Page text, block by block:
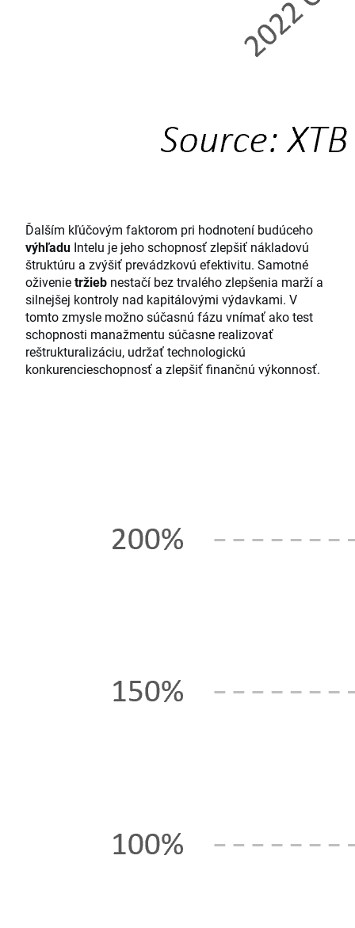
Ďalším kľúčovým faktorom pri hodnotení budúceho
výhľadu Intelu je jeho schopnosť zlepšiť nákladovú
štruktúru a zvýšiť prevádzkovú efektivitu. Samotné
oživenietržieb nestačí bez trvalého zlepšenia marží a
silnejšej kontroly nad kapitálovými výdavkami. V
tomto zmysle možno súčasnú fázu vnímať ako test
schopnosti manažmentu súčasne realizovať
reštrukturalizáciu, udržať technologickú
konkurencieschopnosť a zlepšiť finančnú výkonnosť.